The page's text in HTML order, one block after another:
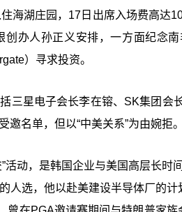
海湖庄园，17日出席入场费高达
办人孙正义安排，一方面纪念
）寻求投资。
三星电子会长李在镕、SK集团会
名单，但以“中美关系”为由婉拒。
活动，是韩国企业与美国高层长时
人选，他以赴美建设半导体厂的